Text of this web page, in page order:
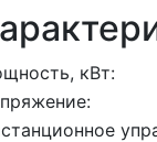
кВт: